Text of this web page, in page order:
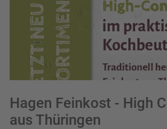
Hagen Feinkost - High
aus Thüringen